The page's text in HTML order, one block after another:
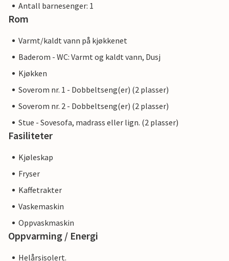
Antall barnesenger: 1
Rom
Varmt/kaldt vann på kjøkkenet
Baderom - WC: Varmt og kaldt vann, Dusj
Kjøkken
Soverom nr. 1 - Dobbeltseng(er) (2 plasser)
Soverom nr. 2 - Dobbeltseng(er) (2 plasser)
Stue - Sovesofa, madrass eller lign. (2 plasser)
Fasiliteter
Kjøleskap
Fryser
Kaffetrakter
Vaskemaskin
Oppvaskmaskin
Oppvarming / Energi
Helårsisolert.